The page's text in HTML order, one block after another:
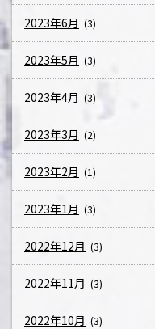
2023年6月 (3)
2023年5月 (3)
2023年4月 (3)
2023年3月 (2)
2023年2月 (1)
2023年1月 (3)
2022年12月 (3)
2022年11月 (3)
2022年10月 (3)